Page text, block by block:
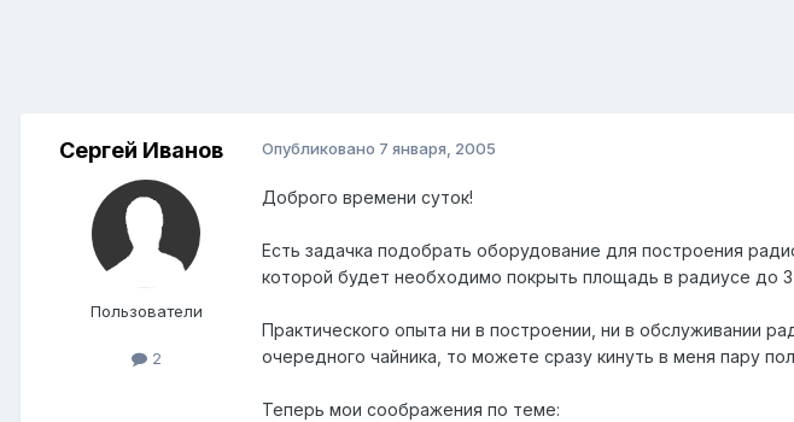
Сергей Иванов
Пользователи
2
Опубликовано 7 января, 2005
Доброго времени суток!
Есть задачка подобрать оборудование для построения
которой будет необходимо покрыть площадь в радиусе до
Практического опыта ни в построении, ни в обслуживании
очередного чайника, то можете сразу кинуть в меня пару
Теперь мои соображения по теме: